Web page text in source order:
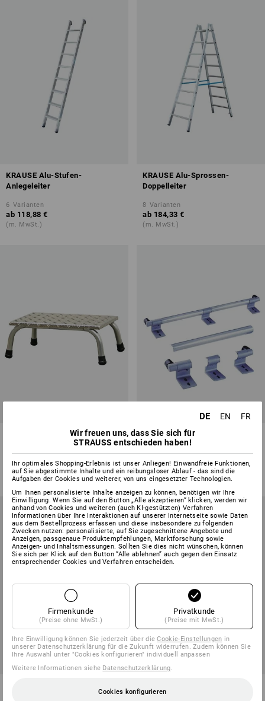
KRAUSE Alu-Stufen-
Anlegeleiter
6 Varianten
ab 118,88 €
(m. MwSt.)
KRAUSE Alu-Sprossen-
Doppelleiter
8 Varianten
ab 184,33 €
(m. MwSt.)
KRAUSE Alu-Montagetritt
Varianten
ab 112,93 €
(m. MwSt.) ab 2 Stück
Schienenanlage für Regalleiter
5 Varianten
ab 15,35 €
(m. MwSt.)
Gitterrost-Stufen
DE EN
FR
Wir freuen uns, dass Sie sich für
STRAUSS entschieden haben!
Ihr optimales Shopping-Erlebnis ist unser Anliegen! Einwandfreie Funktionen,
auf Sie abgestimmte Inhalte und ein reibungsloser Ablauf - das sind die
Aufgaben der Cookies und weiterer, von uns eingesetzter Technologien.
Um Ihnen personalisierte Inhalte anzeigen zu können, benötigen wir Ihre
Einwilligung. Wenn Sie auf den Button „Alle akzeptieren“ klicken, werden wir
anhand von Cookies und weiteren (auch KI-gestützten) Verfahren
Informationen über Ihre Interaktionen auf unserer Internetseite sowie Daten
aus dem Bestellprozess erfassen und diese insbesondere zu folgenden
Zwecken nutzen: personalisierte, auf Sie zugeschnittene Angebote und
Anzeigen, passgenaue Produktempfehlungen, Marktforschung sowie
Anzeigen- und Inhaltsmessungen. Sollten Sie dies nicht wünschen, können
Sie sich per Klick auf den Button “Alle ablehnen” auch gegen den Einsatz
entsprechender Cookies und Verfahren entscheiden.
Firmenkunde
(Preise ohne MwSt.)
Privatkunde
(Preise mit MwSt.)
Ihre Einwilligung können Sie jederzeit über dieCookie-Einstellungen in
unserer Datenschutzerklärung für die Zukunft widerrufen. Zudem können Sie
Ihre Auswahl unter "Cookies konfigurieren" individuell anpassen
Weitere Informationen siehe Datenschutzerklärung.
Cookies konfigurieren